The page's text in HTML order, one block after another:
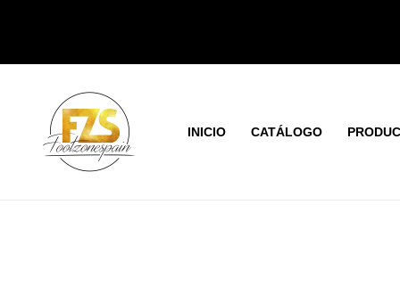
INICIO CATÁLOGO